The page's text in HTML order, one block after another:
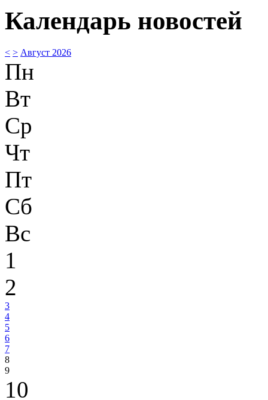
Календарь новостей
< > Август 2026
Пн
Вт
Ср
Чт
Пт
Сб
Вс
1
2
3
4
5
6
7
8
9
10